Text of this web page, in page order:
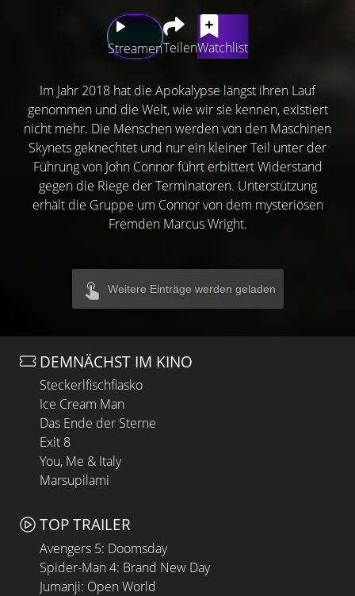
StreamenTeilenWatchlist
Im Jahr 2018 hat die Apokalypse längst ihren Lauf
genommen und die Welt, wie wir sie kennen, existiert
nicht mehr. Die Menschen werden von den Maschinen
Skynets geknechtet und nur ein kleiner Teil unter der
Führung von John Connor führt erbittert Widerstand
gegen die Riege der Terminatoren. Unterstützung
erhält die Gruppe um Connor von dem mysteriösen
Fremden Marcus Wright.
Weitere Einträge werden geladen
DEMNÄCHST IM KINO
Steckerlfischfiasko
Ice Cream Man
Das Ende der Sterne
Exit 8
You, Me & Italy
Marsupilami
TOP TRAILER
Avengers 5: Doomsday
Spider-Man 4: Brand New Day
Jumanji: Open World